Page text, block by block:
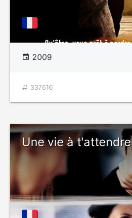
2009
337616
Une vie à t'attendre